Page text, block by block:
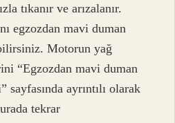
tıkanır ve arızalanır.
egzozdan mavi duman
Motorun yağ
“Egzozdan mavi duman
sayfasında ayrıntılı olarak
tekrar